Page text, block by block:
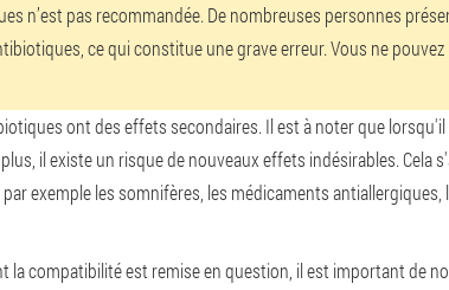
n’est pas recommandée. De nombreuses personnes
ce qui constitue une grave erreur. Vous ne
ont des effets secondaires. Il est à noter que
il existe un risque de nouveaux effets indésirables. Cela
exemple les somnifères, les médicaments
la compatibilité est remise en question, il est important de